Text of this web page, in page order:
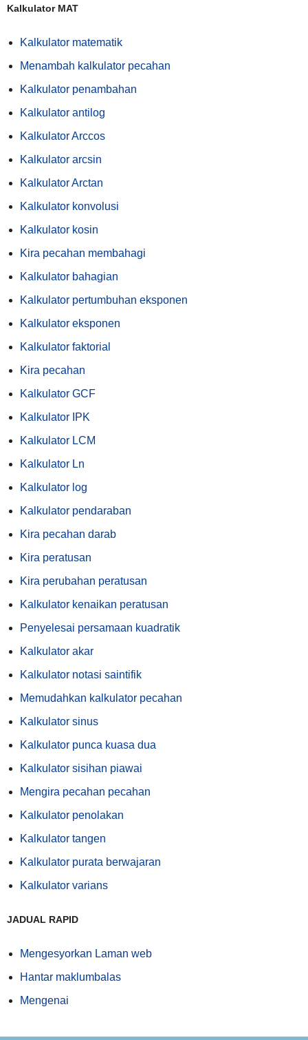
Kalkulator MAT
Kalkulator matematik
Menambah kalkulator pecahan
Kalkulator penambahan
Kalkulator antilog
Kalkulator Arccos
Kalkulator arcsin
Kalkulator Arctan
Kalkulator konvolusi
Kalkulator kosin
Kira pecahan membahagi
Kalkulator bahagian
Kalkulator pertumbuhan eksponen
Kalkulator eksponen
Kalkulator faktorial
Kira pecahan
Kalkulator GCF
Kalkulator IPK
Kalkulator LCM
Kalkulator Ln
Kalkulator log
Kalkulator pendaraban
Kira pecahan darab
Kira peratusan
Kira perubahan peratusan
Kalkulator kenaikan peratusan
Penyelesai persamaan kuadratik
Kalkulator akar
Kalkulator notasi saintifik
Memudahkan kalkulator pecahan
Kalkulator sinus
Kalkulator punca kuasa dua
Kalkulator sisihan piawai
Mengira pecahan pecahan
Kalkulator penolakan
Kalkulator tangen
Kalkulator purata berwajaran
Kalkulator varians
JADUAL RAPID
Mengesyorkan Laman web
Hantar maklumbalas
Mengenai